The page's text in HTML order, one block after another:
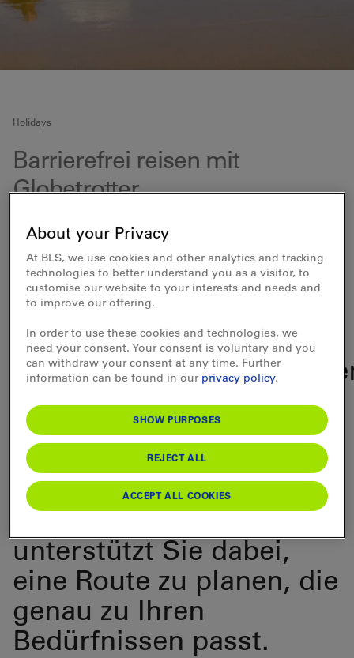
Holidays
Barrierefrei reisen mit
Globetrotter
Reisen trotz Rollstuhl? Das geht.
Roland Bigler, Reiseberater bei Globetrotter, sitzt selbst
im Rollstuhl. Auf zahlreichen Reisen rund um die Welt
hat er wertvolle Erfahrungen gesammelt – und weiss
genau, worauf es ankommt.
Wer mit
unterwegs ist, begegnet
besonderen
Herausforderungen.
Roland kennt diese aus
erster Hand und
unterstützt Sie dabei,
eine Route zu planen, die
genau zu Ihren
Bedürfnissen passt.
About your Privacy
At BLS, we use cookies and other analytics and tracking
technologies to better understand you as a visitor, to
customise our website to your interests and needs and
to improve our offering.
In order to use these cookies and technologies, we
need your consent. Your consent is voluntary and you
can withdraw your consent at any time. Further
information can be found in our privacy policy.
SHOW PURPOSES
REJECT ALL
ACCEPT ALL COOKIES